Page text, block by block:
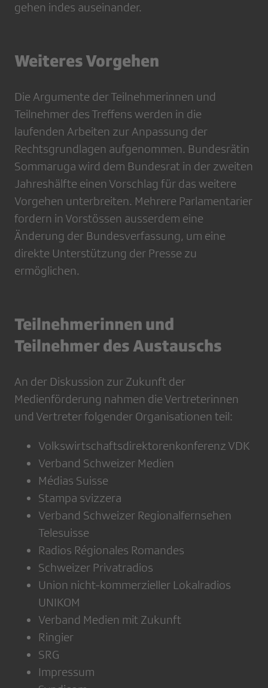
gehen indes auseinander.
Weiteres Vorgehen
Die Argumente der Teilnehmerinnen und
Teilnehmer des Treffens werden in die
laufenden Arbeiten zur Anpassung der
Rechtsgrundlagen aufgenommen. Bundesrätin
Sommaruga wird dem Bundesrat in der zweiten
Jahreshälfte einen Vorschlag für das weitere
Vorgehen unterbreiten. Mehrere Parlamentarier
fordern in Vorstössen ausserdem eine
Änderung der Bundesverfassung, um eine
direkte Unterstützung der Presse zu
ermöglichen.
Teilnehmerinnen und
Teilnehmer des Austauschs
An der Diskussion zur Zukunft der
Medienförderung nahmen die Vertreterinnen
und Vertreter folgender Organisationen teil:
Volkswirtschaftsdirektorenkonferenz VDK
Verband Schweizer Medien
Médias Suisse
Stampa svizzera
Verband Schweizer Regionalfernsehen
Telesuisse
Radios Régionales Romandes
Schweizer Privatradios
Union nicht-kommerzieller Lokalradios
UNIKOM
Verband Medien mit Zukunft
Ringier
SRG
Impressum